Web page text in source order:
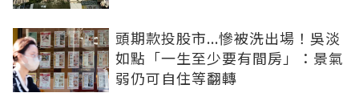
頭期款投股市...慘被洗出場！吳淡
如點「一生至少要有間房」：景氣
弱仍可自住等翻轉